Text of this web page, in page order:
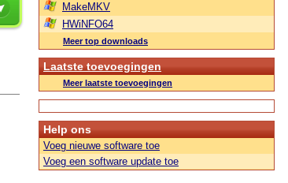
MakeMKV
HWiNFO64
Meer top downloads
Laatste toevoegingen
Meer laatste toevoegingen
Help ons
Voeg nieuwe software toe
Voeg een software update toe